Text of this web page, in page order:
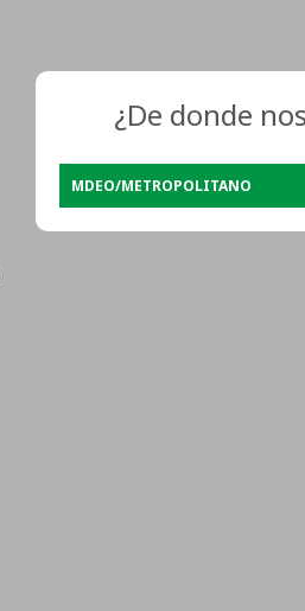
¿De donde
MDEO/METROPOLITANO